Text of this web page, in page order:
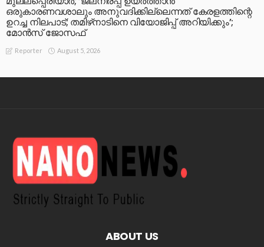
ഒരുകാരണവശാലും അനുവദിക്കില്ലെന്നത് കേരളത്തിന്റെ
ഉറച്ച നിലപാട്; തമിഴ്‌നാടിനെ വിയോജിപ്പ് അറിയിക്കും’;
മോന്‍സ് ജോസഫ്
Reporter August 5, 2026
ABOUT US